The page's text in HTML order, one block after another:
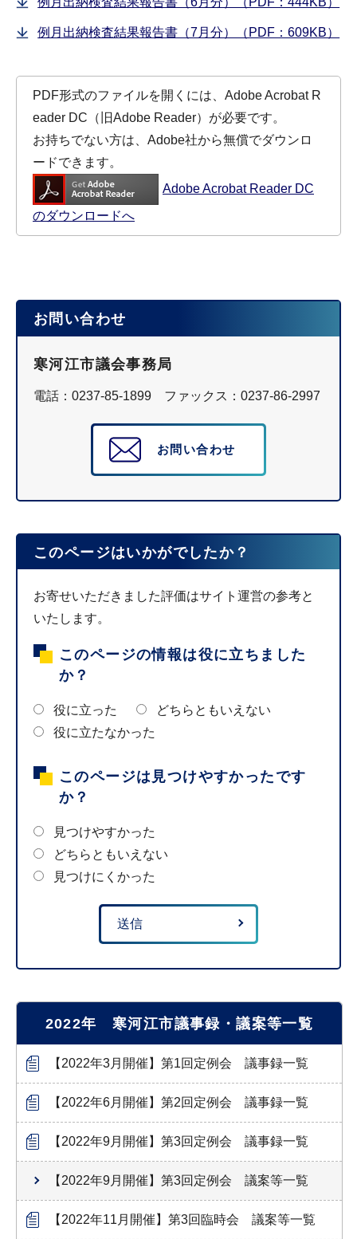
例月出納検査結果報告書（7月分）（PDF：609KB）
PDF形式のファイルを開くには、Adobe Acrobat R
eader DC（旧Adobe Reader）が必要です。
お持ちでない方は、Adobe社から無償でダウンロ
ードできます。
Adobe Acrobat Reader DC
のダウンロードへ
お問い合わせ
寒河江市議会事務局
電話：0237-85-1899 ファックス：0237-86-2997
お問い合わせ
このページはいかがでしたか？
お寄せいただきました評価はサイト運営の参考と
いたします。
このページの情報は役に立ちました
か？
役に立った
どちらともいえない
役に立たなかった
このページは見つけやすかったです
か？
見つけやすかった
どちらともいえない
見つけにくかった
2022年 寒河江市議事録・議案等一覧
【2022年3月開催】第1回定例会 議事録一覧
【2022年6月開催】第2回定例会 議事録一覧
【2022年9月開催】第3回定例会 議事録一覧
【2022年9月開催】第3回定例会 議案等一覧
【2022年11月開催】第3回臨時会 議案等一覧